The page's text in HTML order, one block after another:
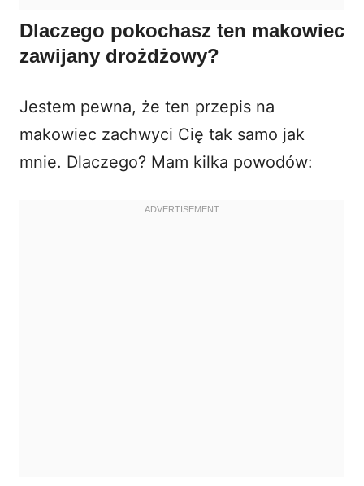
Dlaczego pokochasz ten makowiec
zawijany drożdżowy?
Jestem pewna, że ten przepis na
makowiec zachwyci Cię tak samo jak
mnie. Dlaczego? Mam kilka powodów: